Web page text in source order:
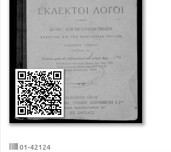
01-42124